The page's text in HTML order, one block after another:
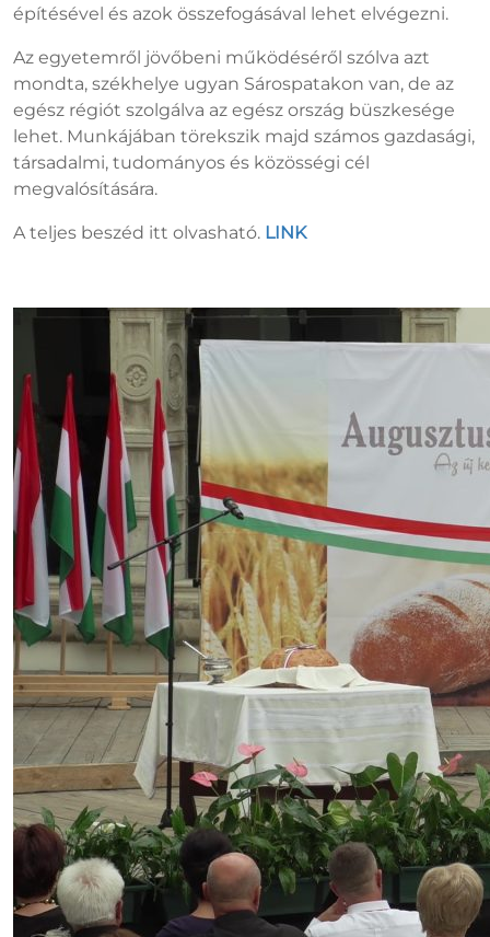
építésével és azok összefogásával lehet elvégezni.
Az egyetemről jövőbeni működéséről szólva azt
mondta, székhelye ugyan Sárospatakon van, de az
egész régiót szolgálva az egész ország büszkesége
lehet. Munkájában törekszik majd számos gazdasági,
társadalmi, tudományos és közösségi cél
megvalósítására.
A teljes beszéd itt olvasható. LINK